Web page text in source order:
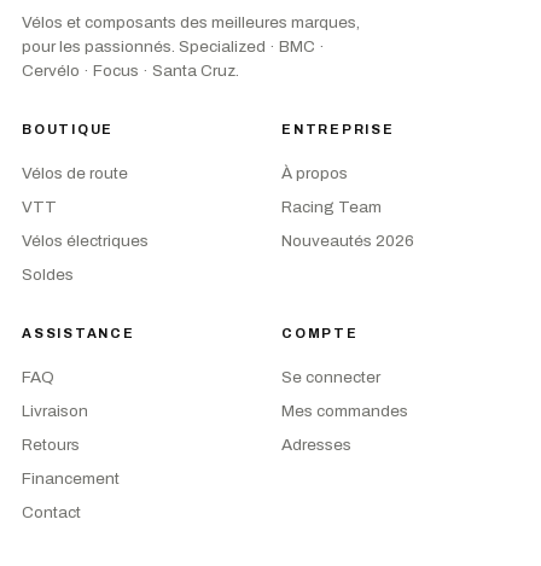
Vélos et composants des meilleures marques,
pour les passionnés. Specialized · BMC ·
Cervélo · Focus · Santa Cruz.
BOUTIQUE
Vélos de route
VTT
Vélos électriques
Soldes
ENTREPRISE
À propos
Racing Team
Nouveautés 2026
ASSISTANCE
FAQ
Livraison
Retours
Financement
Contact
COMPTE
Se connecter
Mes commandes
Adresses